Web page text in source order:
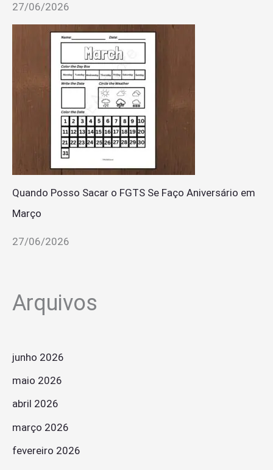
27/06/2026
Quando Posso Sacar o FGTS Se Faço Aniversário em
Março
27/06/2026
Arquivos
junho 2026
maio 2026
abril 2026
março 2026
fevereiro 2026